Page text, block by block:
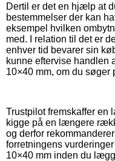
Dertil er det en hjælp at
bestemmelser der kan
eksempel hvilken
med. I relation til det er
enhver tid bevarer sin
kunne eftervise
10×40 mm, om du søger
Trustpilot fremskaffer en
kigge på en længere
og derfor
forretningens
10×40 mm inden du